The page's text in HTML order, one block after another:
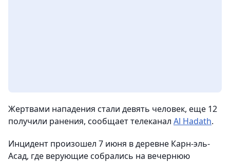
Жертвами нападения стали девять человек, еще 12
получили ранения, сообщает телеканал Al Hadath.
Инцидент произошел 7 июня в деревне Карн-эль-
Асад, где верующие собрались на вечернюю